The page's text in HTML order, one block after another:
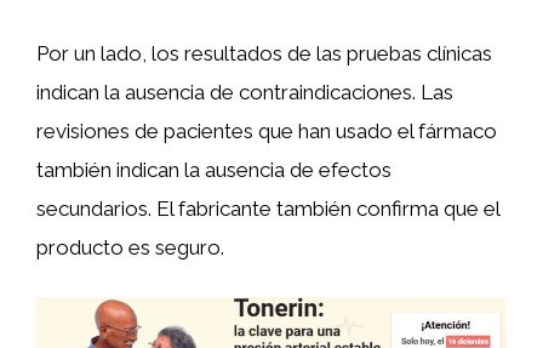
Por un lado, los resultados de las pruebas clínicas
indican la ausencia de contraindicaciones. Las
revisiones de pacientes que han usado el fármaco
también indican la ausencia de efectos
secundarios. El fabricante también confirma que el
producto es seguro.